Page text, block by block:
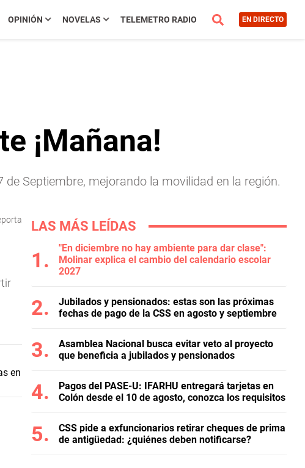
OPINIÓN NOVELAS TELEMETRO RADIO EN DIRECTO
¡Mañana!
Septiembre, mejorando la movilidad en la región.
en
LAS MÁS LEÍDAS
"En diciembre no hay ambiente para dar clase":
Molinar explica el cambio del calendario escolar
2027
Jubilados y pensionados: estas son las próximas
fechas de pago de la CSS en agosto y septiembre
Asamblea Nacional busca evitar veto al proyecto
que beneficia a jubilados y pensionados
Pagos del PASE-U: IFARHU entregará tarjetas en
Colón desde el 10 de agosto, conozca los requisitos
CSS pide a exfuncionarios retirar cheques de prima
de antigüedad: ¿quiénes deben notificarse?